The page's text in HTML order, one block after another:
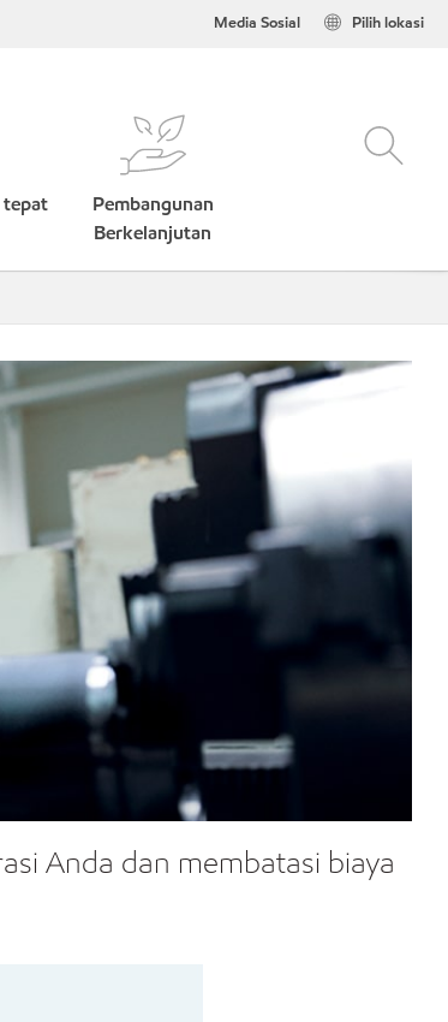
Pilih lokasi
Media Sosial
tepat
Pembangunan
Berkelanjutan
Anda dan membatasi biaya